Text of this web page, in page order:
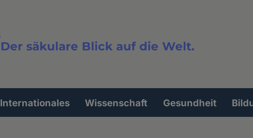
Der säkulare Blick auf die Welt.
Volltextsuche
Internationales Wissenschaft Gesundheit